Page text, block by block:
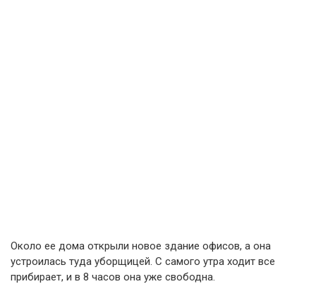
Около ее дома открыли новое здание офисов, а она
устроилась туда уборщицей. С самого утра ходит все
прибирает, и в 8 часов она уже свободна.